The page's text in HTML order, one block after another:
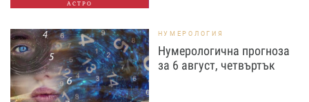
АСТРО
НУМЕРОЛОГИЯ
Нумерологична прогноза
за 6 август, четвъртък